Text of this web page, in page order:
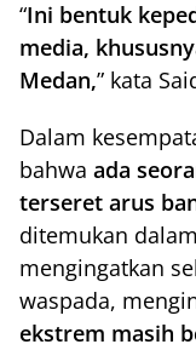
“Ini bentuk
media,
Medan,” kata
Dalam
bahwa ada
terseret arus
ditemukan
mengingatkan
waspada,
ekstrem masih